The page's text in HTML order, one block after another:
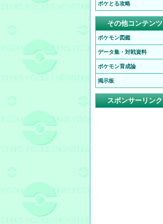
ポケとる攻略
その他コンテンツ
ポケモン図鑑
データ集・対戦資料
ポケモン育成論
掲示板
スポンサーリンク